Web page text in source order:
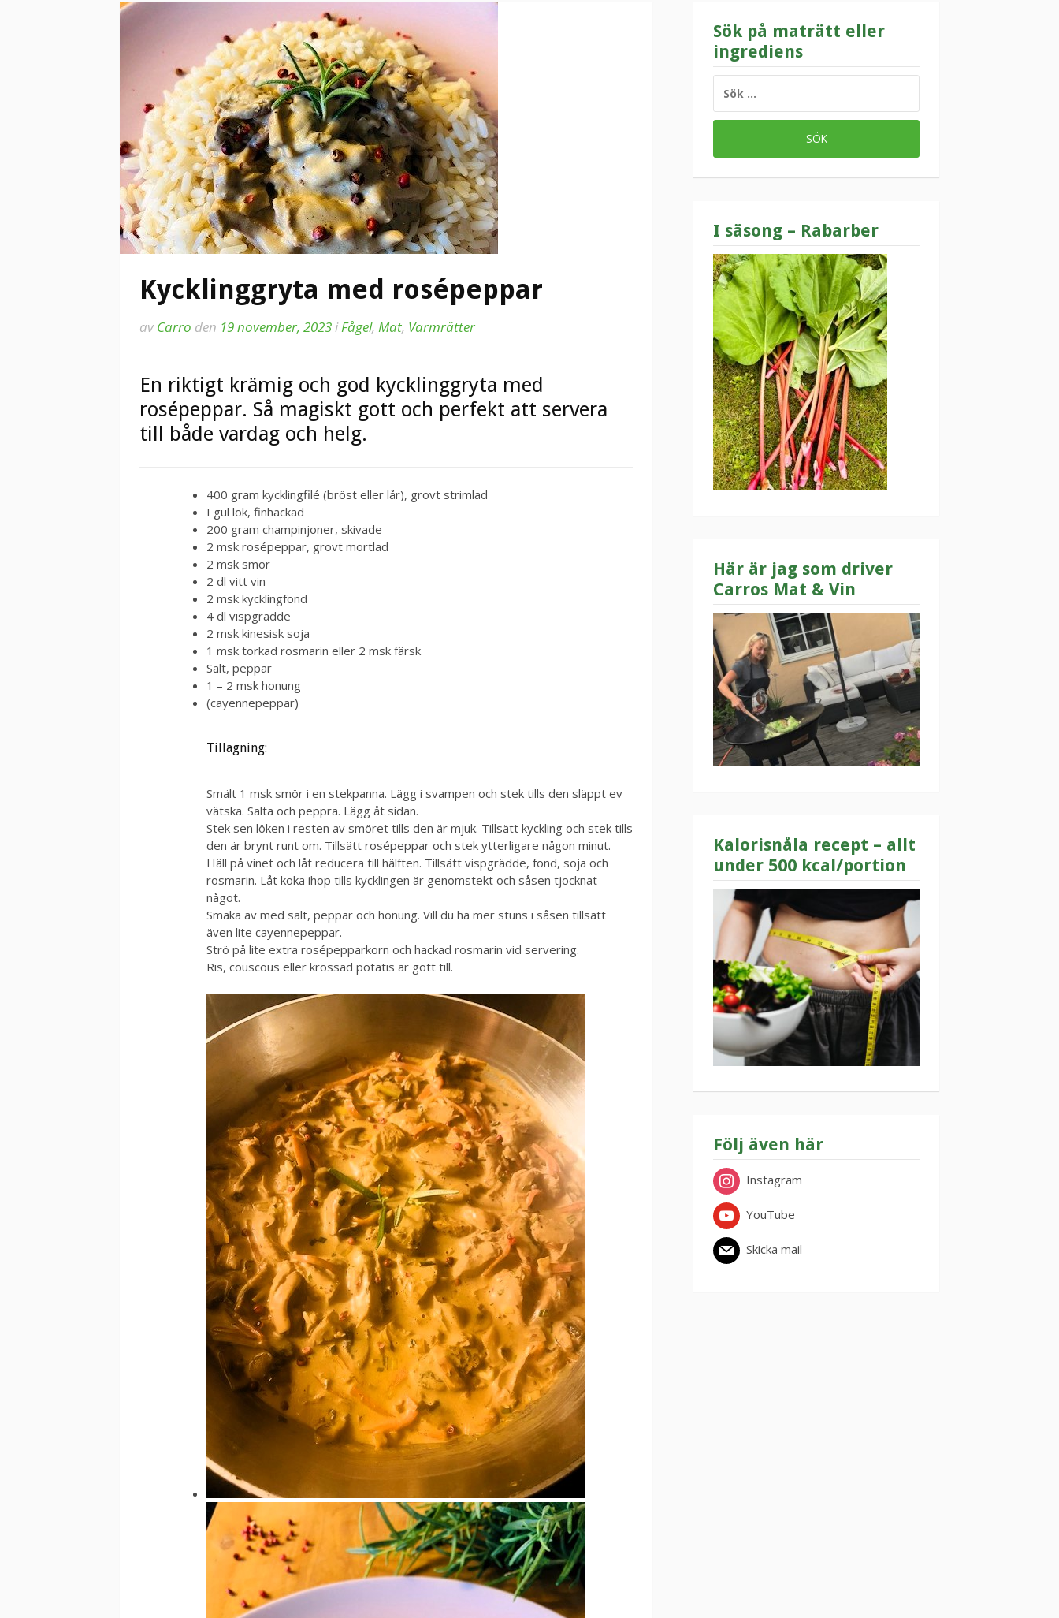
Kycklinggryta med rosépeppar
avCarro den 19 november, 2023iFågel, Mat, Varmrätter
En riktigt krämig och god kycklinggryta med
rosépeppar. Så magiskt gott och perfekt att servera
till både vardag och helg.
400 gram kycklingfilé (bröst eller lår), grovt strimlad
I gul lök, finhackad
200 gram champinjoner, skivade
2 msk rosépeppar, grovt mortlad
2 msk smör
2 dl vitt vin
2 msk kycklingfond
4 dl vispgrädde
2 msk kinesisk soja
1 msk torkad rosmarin eller 2 msk färsk
Salt, peppar
1 – 2 msk honung
(cayennepeppar)
Tillagning:
Smält 1 msk smör i en stekpanna. Lägg i svampen och stek tills den släppt ev
vätska. Salta och peppra. Lägg åt sidan.
Stek sen löken i resten av smöret tills den är mjuk. Tillsätt kyckling och stek tills
den är brynt runt om. Tillsätt rosépeppar och stek ytterligare någon minut.
Häll på vinet och låt reducera till hälften. Tillsätt vispgrädde, fond, soja och
rosmarin. Låt koka ihop tills kycklingen är genomstekt och såsen tjocknat
något.
Smaka av med salt, peppar och honung. Vill du ha mer stuns i såsen tillsätt
även lite cayennepeppar.
Strö på lite extra rosépepparkorn och hackad rosmarin vid servering.
Ris, couscous eller krossad potatis är gott till.
Sök på maträtt eller
ingrediens
EFTER:
I säsong – Rabarber
Här är jag som driver
Carros Mat & Vin
Kalorisnåla recept – allt
under 500 kcal/portion
Följ även här
Instagram
YouTube
Skicka mail